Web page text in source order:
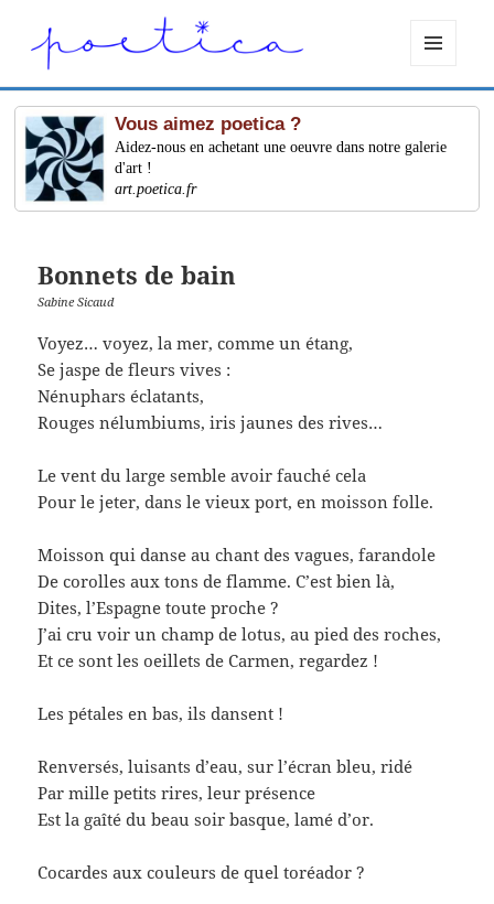
ET
WIDGETS
Vous aimez poetica ?
Aidez-nous en achetant une oeuvre dans notre galerie
d'art !
art.poetica.fr
Bonnets de bain
Sabine Sicaud
Voyez… voyez, la mer, comme un étang,
Se jaspe de fleurs vives :
Nénuphars éclatants,
Rouges nélumbiums, iris jaunes des rives…
Le vent du large semble avoir fauché cela
Pour le jeter, dans le vieux port, en moisson folle.
Moisson qui danse au chant des vagues, farandole
De corolles aux tons de flamme. C’est bien là,
Dites, l’Espagne toute proche ?
J’ai cru voir un champ de lotus, au pied des roches,
Et ce sont les oeillets de Carmen, regardez !
Les pétales en bas, ils dansent !
Renversés, luisants d’eau, sur l’écran bleu, ridé
Par mille petits rires, leur présence
Est la gaîté du beau soir basque, lamé d’or.
Cocardes aux couleurs de quel toréador ?